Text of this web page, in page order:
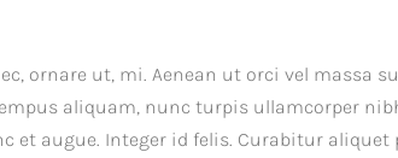
ornare ut, mi. Aenean ut orci vel massa
aliquam, nunc turpis ullamcorper
et augue. Integer id felis. Curabitur aliquet